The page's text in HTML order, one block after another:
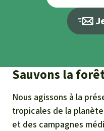
Sauvons la
Nous agissons à la
tropicales de la
et des campagnes